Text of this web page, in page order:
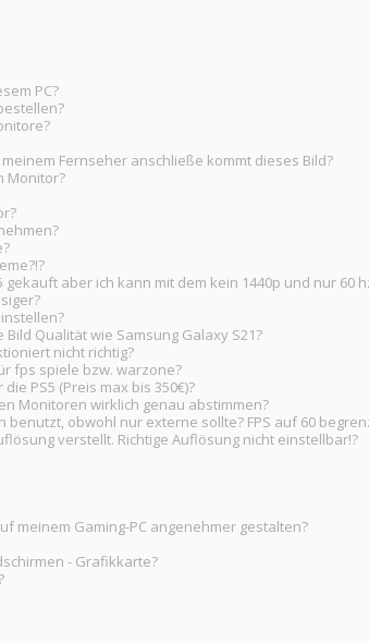
PC?
Fernseher anschließe kommt dieses Bild?
Monitor?
aber ich kann mit dem kein 1440p und nur 60
Qualität wie Samsung Galaxy S21?
nicht richtig?
fps spiele bzw. warzone?
PS5 (Preis max bis 350€)?
Monitoren wirklich genau abstimmen?
benutzt, obwohl nur externe sollte? FPS auf 60
verstellt. Richtige Auflösung nicht einstellbar!?
meinem Gaming-PC angenehmer gestalten?
- Grafikkarte?